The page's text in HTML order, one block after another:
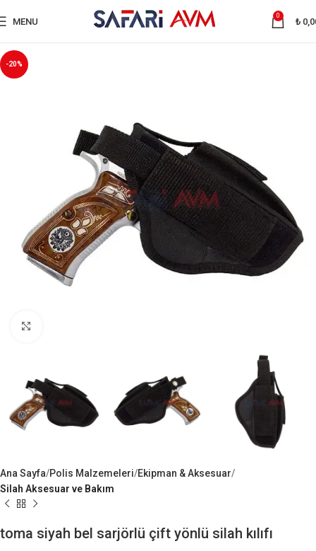
MENU
0
₺
-20%
Ana Sayfa Polis Malzemeleri Ekipman & Aksesuar
Silah Aksesuar ve Bakım
toma siyah bel sarjörlü çift yönlü silah kılıfı